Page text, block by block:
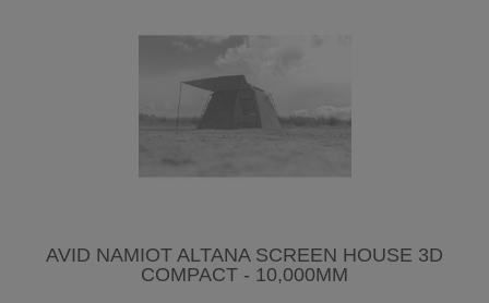
AVID NAMIOT ALTANA SCREEN HOUSE 3D
COMPACT - 10,000MM